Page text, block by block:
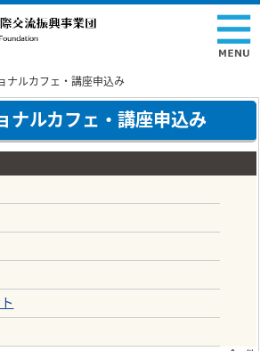
ナルカフェ・講座申込み
ナルカフェ・講座申込み